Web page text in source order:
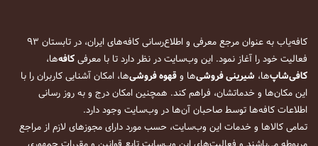
کافه‌یاب به عنوان مرجع معرفی و اطلاع‌رسانی کافه‌های ایران، در تابستان ۹۳
فعالیت خود را آغاز نمود. این وب‌سایت در نظر دارد تا با معرفیکافه‌ها،
کافی‌شاپ‌ها، شیرینی فروشی‌ها وقهوه فروشی‌ها، امکان آشنایی کاربران را با
این مکان‌ها و خدماتشان، فراهم کند. همچنین امکان درج و به روز رسانی
اطلاعات کافه‌ها توسط صاحبان آن‌ها در وب‌سایت وجود دارد.
تمامی کالاها و خدمات این وب‌سایت، حسب مورد دارای مجوزهای لازم از مراجع